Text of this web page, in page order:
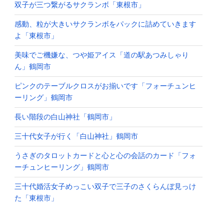
双子が三つ繋がるサクランボ「東根市」
感動、粒が大きいサクランボをパックに詰めていきます
よ「東根市」
美味でご機嫌な、つや姫アイス「道の駅あつみしゃり
ん」鶴岡市
ピンクのテーブルクロスがお揃いです「フォーチュンヒ
ーリング」鶴岡市
長い階段の白山神社「鶴岡市」
三十代女子が行く「白山神社」鶴岡市
うさぎのタロットカードと心と心の会話のカード「フォ
ーチュンヒーリング」鶴岡市
三十代婚活女子めっこい双子で三子のさくらんぼ見っけ
た「東根市」